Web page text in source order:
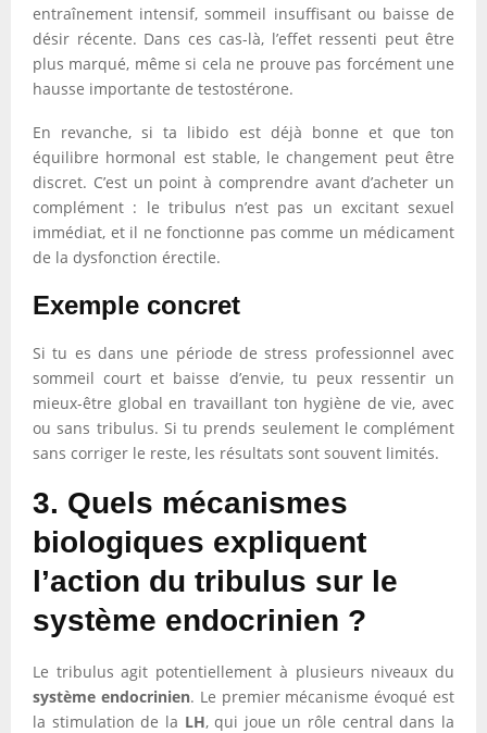
entraînement intensif, sommeil insuffisant ou baisse de
désir récente. Dans ces cas-là, l’effet ressenti peut être
plus marqué, même si cela ne prouve pas forcément une
hausse importante de testostérone.
En revanche, si ta libido est déjà bonne et que ton
équilibre hormonal est stable, le changement peut être
discret. C’est un point à comprendre avant d’acheter un
complément : le tribulus n’est pas un excitant sexuel
immédiat, et il ne fonctionne pas comme un médicament
de la dysfonction érectile.
Exemple concret
Si tu es dans une période de stress professionnel avec
sommeil court et baisse d’envie, tu peux ressentir un
mieux-être global en travaillant ton hygiène de vie, avec
ou sans tribulus. Si tu prends seulement le complément
sans corriger le reste, les résultats sont souvent limités.
3. Quels mécanismes
biologiques expliquent
l’action du tribulus sur le
système endocrinien ?
Le tribulus agit potentiellement à plusieurs niveaux du
système endocrinien. Le premier mécanisme évoqué est
la stimulation de la LH, qui joue un rôle central dans la